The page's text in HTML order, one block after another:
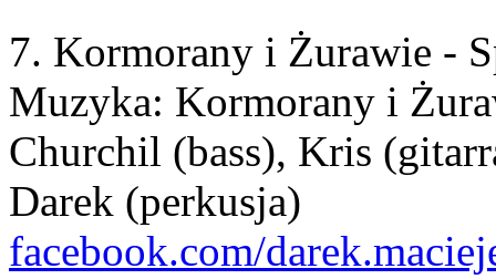
7. Kormorany i Żurawie -
Muzyka: Kormorany i
Churchil (bass), Kris
Darek (perkusja)
facebook.com/